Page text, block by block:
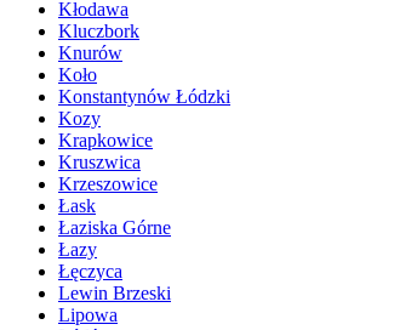
Kłodawa
Kluczbork
Knurów
Koło
Konstantynów Łódzki
Kozy
Krapkowice
Kruszwica
Krzeszowice
Łask
Łaziska Górne
Łazy
Łęczyca
Lewin Brzeski
Lipowa